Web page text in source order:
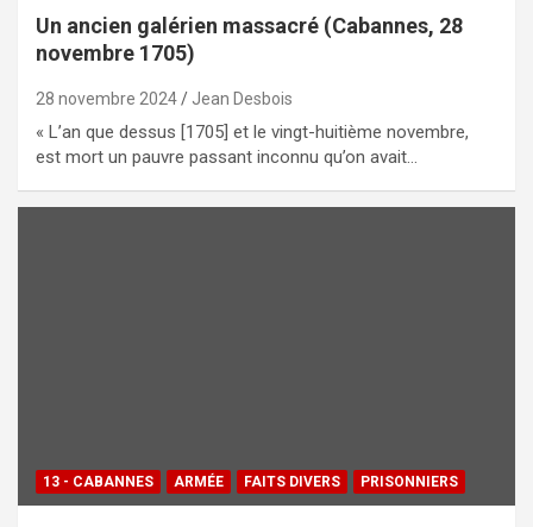
Un ancien galérien massacré (Cabannes, 28
novembre 1705)
28 novembre 2024 Jean Desbois
« L’an que dessus [1705] et le vingt-huitième novembre,
est mort un pauvre passant inconnu qu’on avait…
13 - CABANNES ARMÉE FAITS DIVERS PRISONNIERS